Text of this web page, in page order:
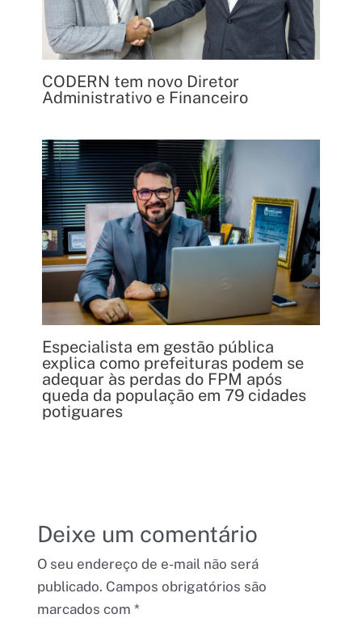
CODERN tem novo Diretor
Administrativo e Financeiro
Especialista em gestão pública
explica como prefeituras podem se
adequar às perdas do FPM após
queda da população em 79 cidades
potiguares
Deixe um comentário
O seu endereço de e-mail não será
publicado. Campos obrigatórios são
marcados com *